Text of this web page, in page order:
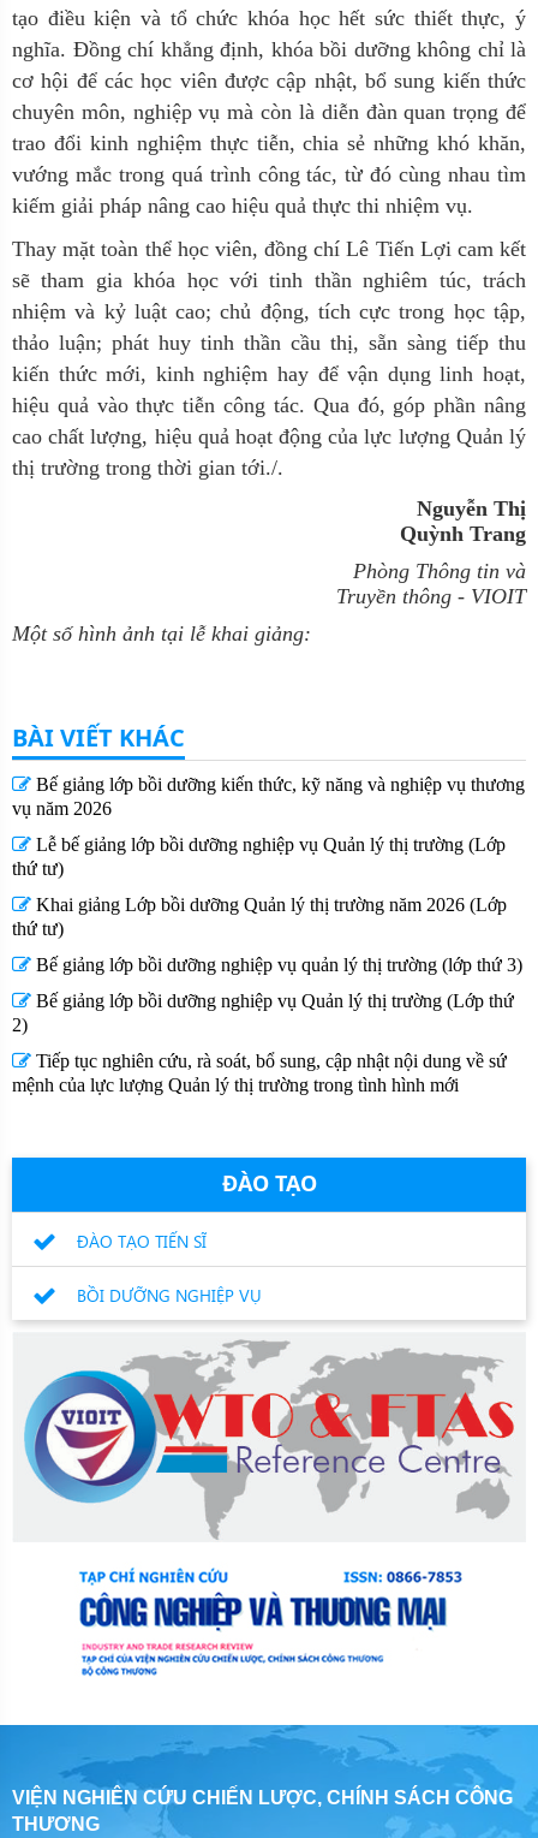
tạo điều kiện và tổ chức khóa học hết sức thiết thực, ý
nghĩa. Đồng chí khẳng định, khóa bồi dưỡng không chỉ là
cơ hội để các học viên được cập nhật, bổ sung kiến thức
chuyên môn, nghiệp vụ mà còn là diễn đàn quan trọng để
trao đổi kinh nghiệm thực tiễn, chia sẻ những khó khăn,
vướng mắc trong quá trình công tác, từ đó cùng nhau tìm
kiếm giải pháp nâng cao hiệu quả thực thi nhiệm vụ.
Thay mặt toàn thể học viên, đồng chí Lê Tiến Lợi cam kết
sẽ tham gia khóa học với tinh thần nghiêm túc, trách
nhiệm và kỷ luật cao; chủ động, tích cực trong học tập,
thảo luận; phát huy tinh thần cầu thị, sẵn sàng tiếp thu
kiến thức mới, kinh nghiệm hay để vận dụng linh hoạt,
hiệu quả vào thực tiễn công tác. Qua đó, góp phần nâng
cao chất lượng, hiệu quả hoạt động của lực lượng Quản lý
thị trường trong thời gian tới./.
Nguyễn Thị
Quỳnh Trang
Phòng Thông tin và
Truyền thông - VIOIT
Một số hình ảnh tại lễ khai giảng:
BÀI VIẾT KHÁC
Bế giảng lớp bồi dưỡng kiến thức, kỹ năng và nghiệp vụ thương
vụ năm 2026
Lễ bế giảng lớp bồi dưỡng nghiệp vụ Quản lý thị trường (Lớp
thứ tư)
Khai giảng Lớp bồi dưỡng Quản lý thị trường năm 2026 (Lớp
thứ tư)
Bế giảng lớp bồi dưỡng nghiệp vụ quản lý thị trường (lớp thứ 3)
Bế giảng lớp bồi dưỡng nghiệp vụ Quản lý thị trường (Lớp thứ
2)
Tiếp tục nghiên cứu, rà soát, bổ sung, cập nhật nội dung về sứ
mệnh của lực lượng Quản lý thị trường trong tình hình mới
ĐÀO TẠO
ĐÀO TẠO TIẾN SĨ
BỒI DƯỠNG NGHIỆP VỤ
VIỆN NGHIÊN CỨU CHIẾN LƯỢC, CHÍNH SÁCH CÔNG
THƯƠNG